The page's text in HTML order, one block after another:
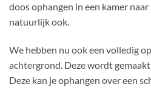
doos ophangen in een kamer
natuurlijk ook.
We hebben nu ook een volledig
achtergrond. Deze wordt
Deze kan je ophangen over een